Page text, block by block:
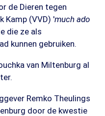
de Dieren tegen
Kamp (VVD) 'much ado
die ze als
kunnen gebruiken.
van Miltenburg al
Remko Theulings
door de kwestie